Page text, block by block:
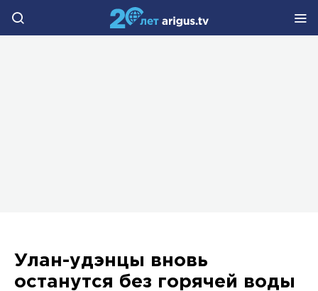
Улан-удэнцы вновь
останутся без горячей воды